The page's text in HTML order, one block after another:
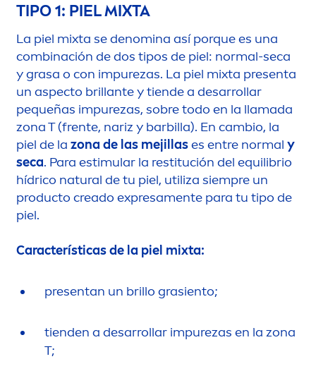
TIPO 1: PIEL MIXTA
La piel mixta se denomina así porque es una
combinación de dos tipos de piel: normal-seca
y grasa o con impurezas. La piel mixta presenta
un aspecto brillante y tiende a desarrollar
pequeñas impurezas, sobre todo en la llamada
zona T (frente, nariz y barbilla). En cambio, la
piel de la zona de las mejillases entre normal y
seca. Para estimular la restitución del equilibrio
hídrico natural de tu piel, utiliza siempre un
producto creado expresamente para tu tipo de
piel.
Características de la piel mixta:
presentan un brillo grasiento;
tienden a desarrollar impurezas en la zona
T;